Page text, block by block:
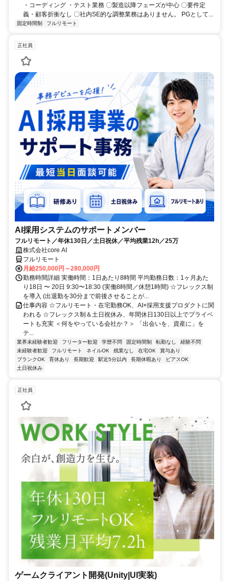
・コーディング ・テスト業務 〇製造以降フェーズが中心 〇要件定
義・顧客折衝なし 〇社内SE的な調整業務はありません。 PGとして...
固定時間制 フルリモート
正社員
AI採用システムのサポートメンバー
フルリモート／年休130日／土日祝休／平均残業12h／25万
株式会社core AI
フルリモート
月給250,000円～280,000円
勤務時間詳細 実働時間：1日あたり8時間 平均勤務日数：1ヶ月あた
り18日 〜 20日 9:30〜18:30 (実働8時間／休憩1時間) ☆フレックス制
を導入 (出退勤を30分まで前後させることが...
仕事内容 ☆フルリモート・在宅勤務OK、AI×採用支援プロダクトに関
われる ☆フレックス制＆土日祝休み、年間休日130日以上でプライベ
ートも充実 ＜何をやっている会社か？＞ 「出会いを、資産に」を
テ...
業界未経験者歓迎 フリーター歓迎 学歴不問 固定時間制 転勤なし
経験不問
未経験者歓迎
フルリモート ネイルOK 残業なし 在宅OK
賞与あり
ブランクOK
育休あり 長期歓迎 駅近5分以内 長期休暇あり
ピアスOK
土日祝休み
正社員
ゲームクライアント開発(Unity|UI実装)